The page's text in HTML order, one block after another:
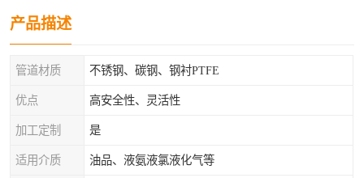
产品描述
管道材质 不锈钢、碳钢、钢衬PTFE
优点 高安全性、灵活性
加工定制 是
适用介质 油品、液氨液氯液化气等